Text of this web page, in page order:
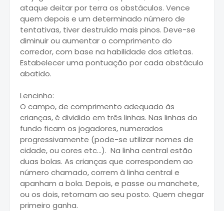
ataque deitar por terra os obstáculos. Vence
quem depois e um determinado número de
tentativas, tiver destruído mais pinos. Deve-se
diminuir ou aumentar o comprimento do
corredor, com base na habilidade dos atletas.
Estabelecer uma pontuação por cada obstáculo
abatido.
Lencinho:
O campo, de comprimento adequado às
crianças, é dividido em três linhas. Nas linhas do
fundo ficam os jogadores, numerados
progressivamente (pode-se utilizar nomes de
cidade, ou cores etc…). Na linha central estão
duas bolas. As crianças que correspondem ao
número chamado, correm à linha central e
apanham a bola. Depois, e passe ou manchete,
ou os dois, retornam ao seu posto. Quem chegar
primeiro ganha.